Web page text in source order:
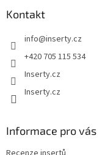
Kontakt
info@inserty.cz
+420 705 115 534
Inserty.cz
Inserty.cz
Informace pro vás